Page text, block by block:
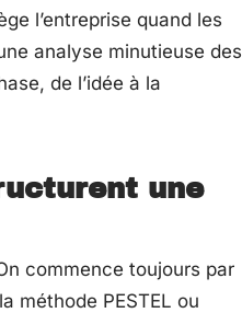
l’entreprise quand les
analyse minutieuse des
de l’idée à la
une
commence toujours par
méthode PESTEL ou